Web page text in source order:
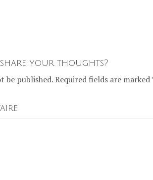
your thoughts?
be published. Required fields are marked